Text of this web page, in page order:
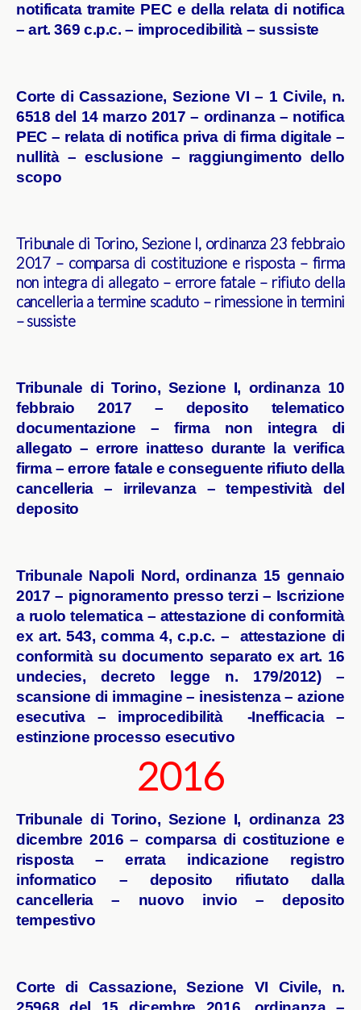
notificata tramite PEC e della relata di notifica
– art. 369 c.p.c. – improcedibilità – sussiste
Corte di Cassazione, Sezione VI – 1 Civile, n.
6518 del 14 marzo 2017 – ordinanza – notifica
PEC – relata di notifica priva di firma digitale –
nullità – esclusione – raggiungimento dello
scopo
Tribunale di Torino, Sezione I, ordinanza 23 febbraio
2017 – comparsa di costituzione e risposta – firma
non integra di allegato – errore fatale – rifiuto della
cancelleria a termine scaduto – rimessione in termini
– sussiste
Tribunale di Torino, Sezione I, ordinanza 10
febbraio 2017 – deposito telematico
documentazione – firma non integra di
allegato – errore inatteso durante la verifica
firma – errore fatale e conseguente rifiuto della
cancelleria – irrilevanza – tempestività del
deposito
Tribunale Napoli Nord, ordinanza 15 gennaio
2017 – pignoramento presso terzi – Iscrizione
a ruolo telematica – attestazione di conformità
ex art. 543, comma 4, c.p.c. – attestazione di
conformità su documento separato ex art. 16
undecies, decreto legge n. 179/2012) –
scansione di immagine – inesistenza – azione
esecutiva – improcedibilità -Inefficacia –
estinzione processo esecutivo
2016
Tribunale di Torino, Sezione I, ordinanza 23
dicembre 2016 – comparsa di costituzione e
risposta – errata indicazione registro
informatico – deposito rifiutato dalla
cancelleria – nuovo invio – deposito
tempestivo
Corte di Cassazione, Sezione VI Civile, n.